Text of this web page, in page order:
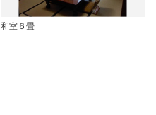
和室６畳